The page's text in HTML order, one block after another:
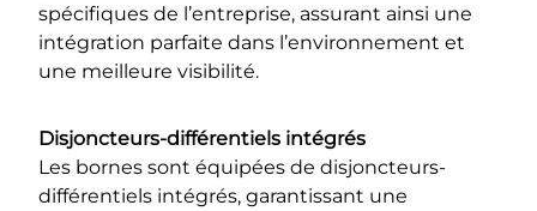
spécifiques de l’entreprise, assurant ainsi une
intégration parfaite dans l’environnement et
une meilleure visibilité.
Disjoncteurs-différentiels intégrés
Les bornes sont équipées de disjoncteurs-
différentiels intégrés, garantissant une